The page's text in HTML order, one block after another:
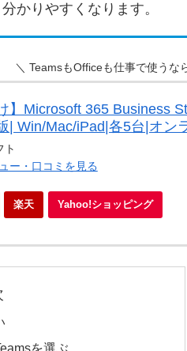
かりやすくなります。
＼ TeamsもOfficeも仕事で使うな
】Microsoft 365 Business
| Win/Mac/iPad|各5台|オン
ト
ー・口コミを見る
楽天 Yahoo!ショッピング
を選ぶ